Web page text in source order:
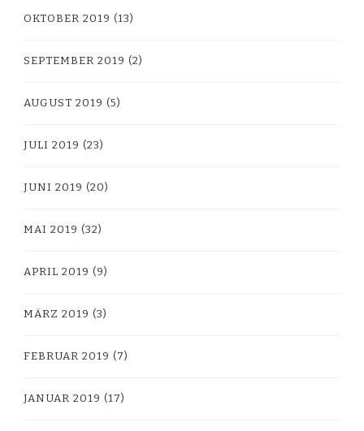
OKTOBER 2019 (13)
SEPTEMBER 2019 (2)
AUGUST 2019 (5)
JULI 2019 (23)
JUNI 2019 (20)
MAI 2019 (32)
APRIL 2019 (9)
MÄRZ 2019 (3)
FEBRUAR 2019 (7)
JANUAR 2019 (17)